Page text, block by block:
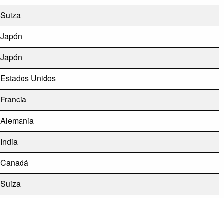
Suiza
Japón
Japón
Estados Unidos
Francia
Alemania
India
Canadá
Suiza